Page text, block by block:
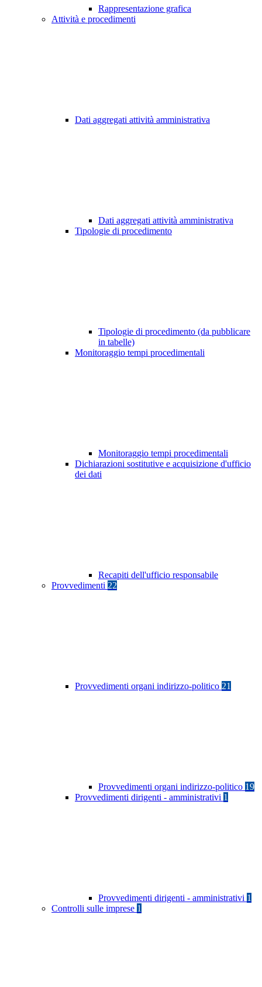
Rappresentazione grafica
Attività e procedimenti
Dati aggregati attività amministrativa
Dati aggregati attività amministrativa
Tipologie di procedimento
Tipologie di procedimento (da pubblicare
in tabelle)
Monitoraggio tempi procedimentali
Monitoraggio tempi procedimentali
Dichiarazioni sostitutive e acquisizione d'ufficio
dei dati
Recapiti dell'ufficio responsabile
Provvedimenti 22
Provvedimenti organi indirizzo-politico 21
Provvedimenti organi indirizzo-politico 19
Provvedimenti dirigenti - amministrativi 1
Provvedimenti dirigenti - amministrativi 1
Controlli sulle imprese 1